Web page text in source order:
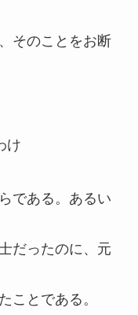
そのことをお断
け
である。あるい
だったのに、元
ことである。